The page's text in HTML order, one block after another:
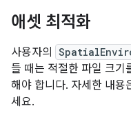
애셋 최적화
사용자의
들 때는 적절한 파일 크기
해야 합니다. 자세한 내용
세요.